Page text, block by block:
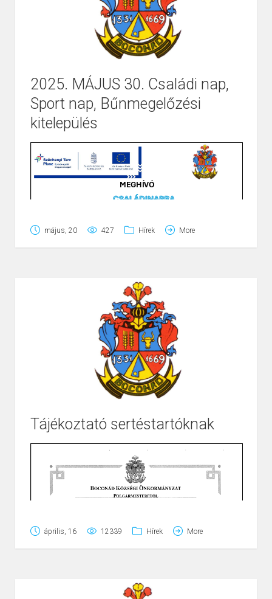
Page1 /1 Zoom100%
2025. MÁJUS 30. Családi nap,
Sport nap, Bűnmegelőzési
kitelepülés
május, 20 427 Hírek More
Tájékoztató sertéstartóknak
április, 16 12339 Hírek More